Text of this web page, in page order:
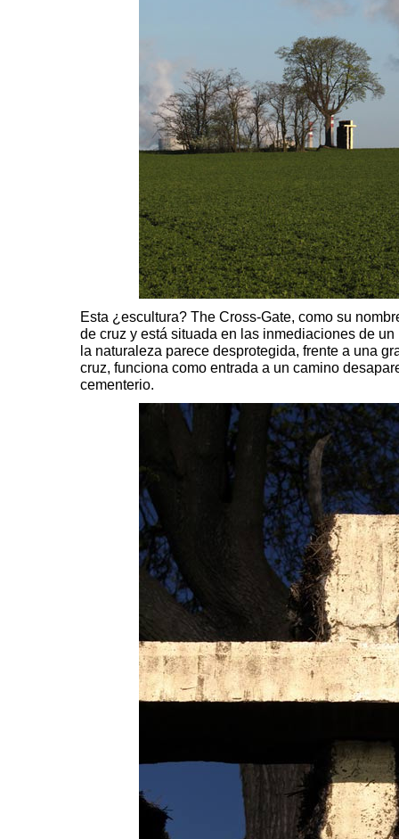
Esta ¿escultura? The Cross-Gate, como su
de cruz y está situada en las inmediaciones de
la naturaleza parece desprotegida, frente a una
cruz, funciona como entrada a un camino
cementerio.